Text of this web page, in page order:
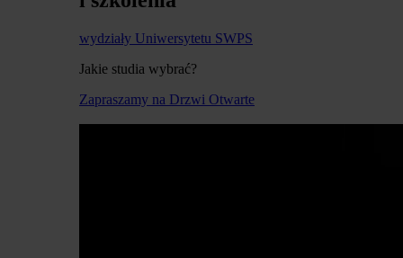
wydziały Uniwersytetu SWPS
Jakie studia wybrać?
Zapraszamy na Drzwi Otwarte